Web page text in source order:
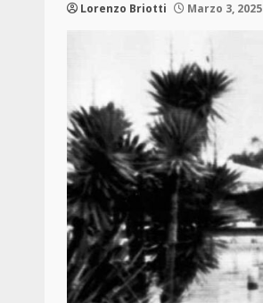
Lorenzo Briotti Marzo 3, 2025